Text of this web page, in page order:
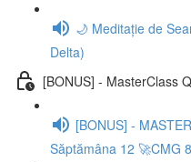
🌙 Meditație de
Delta)
[BONUS] - MasterClass
[BONUS] -
Săptămâna 12 🚀CMG